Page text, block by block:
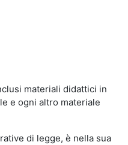
materiali didattici in
e ogni altro materiale
di legge, è nella sua